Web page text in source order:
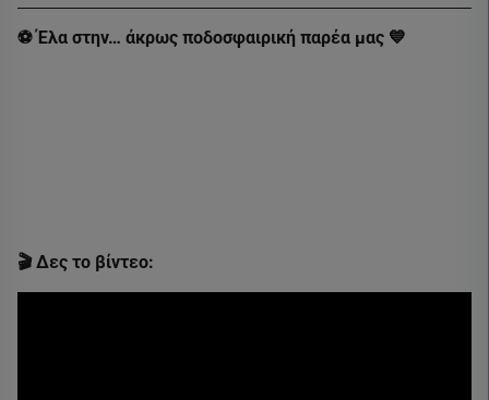
⚽️ Έλα στην… άκρως ποδοσφαιρική παρέα μας 💙
🎬 Δες το βίντεο: